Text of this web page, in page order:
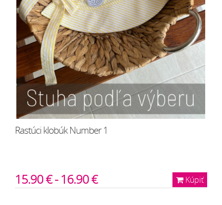
Rastúci klobúk Number 1
Kúpiť
15.90 € - 16.90 €